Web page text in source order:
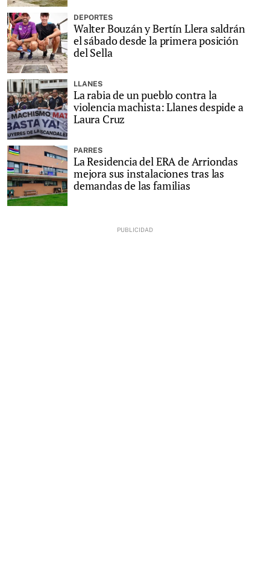
DEPORTES
Walter Bouzán y Bertín Llera saldrán
el sábado desde la primera posición
del Sella
LLANES
La rabia de un pueblo contra la
violencia machista: Llanes despide a
Laura Cruz
PARRES
La Residencia del ERA de Arriondas
mejora sus instalaciones tras las
demandas de las familias